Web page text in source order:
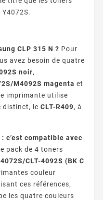
Y4072S.
CLP 315 N ? Pour
avez besoin de quatre
noir,
M4092S magenta et
imprimante utilise
distinct, le CLT-R409, à
: c’est compatible avec
pack de 4 toners
CLT-4092S (BK C
couleur
ces références,
les quatre couleurs